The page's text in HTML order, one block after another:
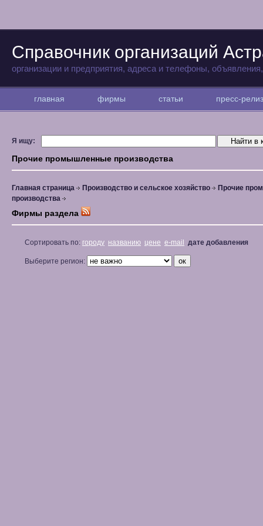
Справочник организаций
организации и предприятия, адреса и телефоны,
главная фирмы статьи пресс-
Я ищу:
Прочие промышленные производства
Главная страница Производство и сельское хозяйство
Прочие
производства
Фирмы раздела
Сортировать по: городу названию цене e-mail дате добавления
Выберите регион: